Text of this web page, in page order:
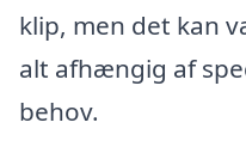
klip, men det kan
alt afhængig af
behov.